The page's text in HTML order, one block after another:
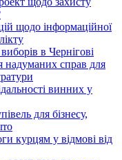
щодо інформаційної
в Чернігові
надуманих справ для
винних у
для бізнесу,
курцям у відмові від